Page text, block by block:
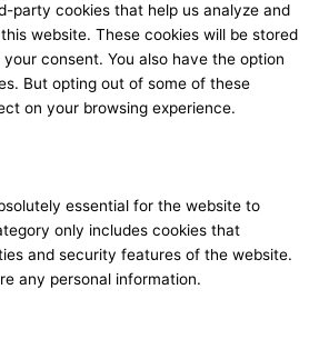
party cookies that help us analyze and
website. These cookies will be stored
consent. You also have the option
But opting out of some of these
on your browsing experience.
essential for the website to
only includes cookies that
and security features of the website.
any personal information.